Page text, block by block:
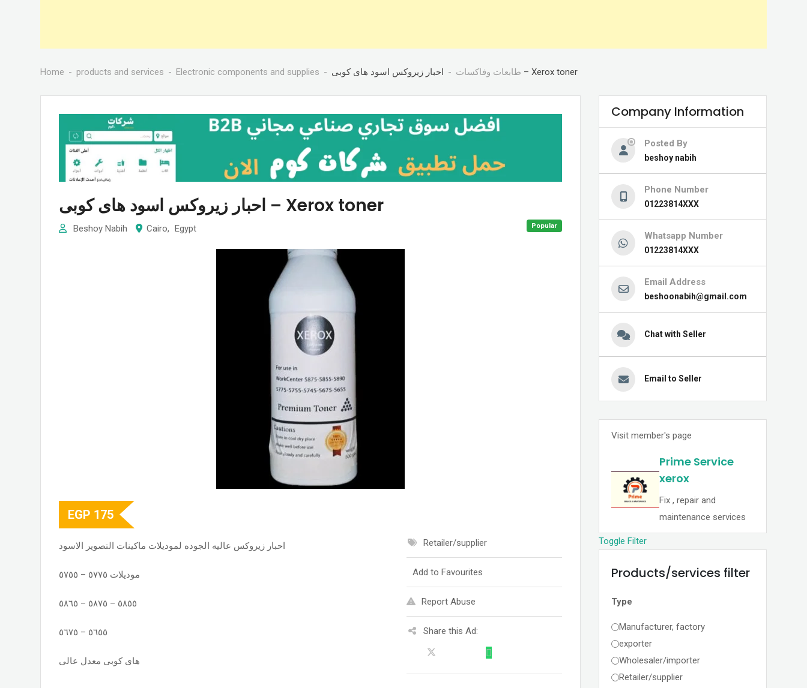
Home products and services Electronic components and supplies طابعات وفاكسات احبار زيروكس اسود هاى كوبى – Xerox toner
احبار زيروكس اسود هاى كوبى – Xerox toner
Beshoy Nabih Cairo, Egypt Popular
EGP 175
احبار زيروكس عاليه الجوده لموديلات ماكينات التصوير الاسود
موديلات ٥٧٧٥ – ٥٧٥٥
٥٨٥٥ – ٥٨٧٥ – ٥٨٦٥
٥٦٥٥ – ٥٦٧٥
هاى كوبى معدل عالى
Retailer/supplier
Add to Favourites
Report Abuse
Share this Ad:
Company Information
Posted By
beshoy nabih
Phone Number
01223814XXX
Whatsapp Number
01223814XXX
Email Address
beshoonabih@gmail.com
Chat with Seller
Email to Seller
Visit member's page
Prime Service
xerox
Fix , repair and
maintenance services
Toggle Filter
Products/services filter
Type
Manufacturer, factory
exporter
Wholesaler/importer
Retailer/supplier